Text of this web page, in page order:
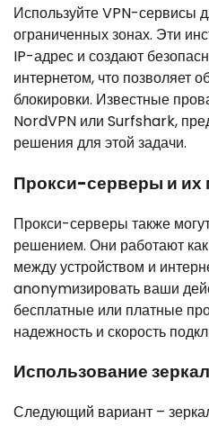
Используйте VPN-сервисы
ограниченных зонах. Эти
IP-адрес и создают
интернетом, что позволяет
блокировки. Известные
NordVPN или Surfshark,
решения для этой задачи.
Прокси-серверы и их
Прокси-серверы также
решением. Они работают
между устройством и
anonymизировать ваши
бесплатные или платные
надежность и скорость
Использование зеркал
Следующий вариант –